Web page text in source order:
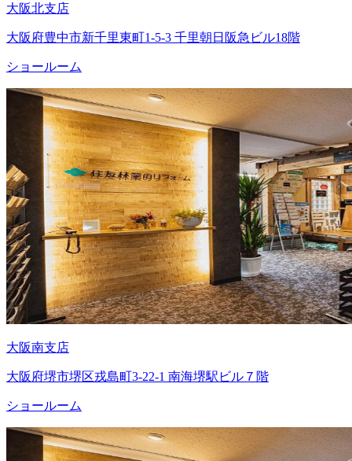
大阪北支店
大阪府豊中市新千里東町1-5-3 千里朝日阪急ビル18階
ショールーム
大阪南支店
大阪府堺市堺区戎島町3-22-1 南海堺駅ビル７階
ショールーム